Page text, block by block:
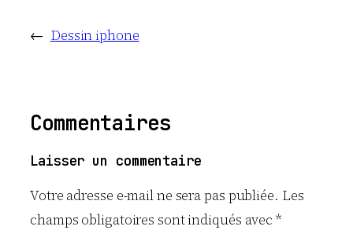
← Dessin iphone
Commentaires
Laisser un commentaire
Votre adresse e-mail ne sera pas publiée. Les
champs obligatoires sont indiqués avec*